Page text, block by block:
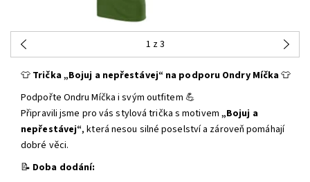
1 z 3
👕 Trička „Bojuj a nepřestávej“ na podporu Ondry Míčka👕
Podpořte Ondru Míčka i svým outfitem 💪
Připravili jsme pro vás stylová trička s motivem „Bojuj a
nepřestávej“, která nesou silné poselství a zároveň pomáhají
dobré věci.
📝 Doba dodání: